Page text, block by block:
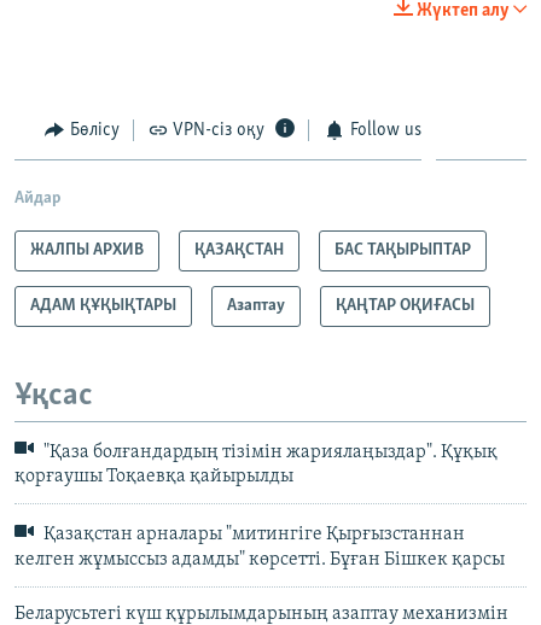
720p
Жүктеп алу
Бөлісу VPN-сіз оқу Follow us
Айдар
ЖАЛПЫ АРХИВ ҚАЗАҚСТАН БАС ТАҚЫРЫПТАР
АДАМ ҚҰҚЫҚТАРЫ Азаптау ҚАҢТАР ОҚИҒАСЫ
Ұқсас
"Қаза болғандардың тізімін жариялаңыздар". Құқық
қорғаушы Тоқаевқа қайырылды
Қазақстан арналары "митингіге Қырғызстаннан
келген жұмыссыз адамды" көрсетті. Бұған Бішкек қарсы
Беларусьтегі күш құрылымдарының азаптау механизмін